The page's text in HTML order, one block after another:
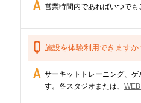
営業時間内であればいつでも
施設を体験利用できますか
サーキットトレーニング、ゲ
す。各スタジオまたは、